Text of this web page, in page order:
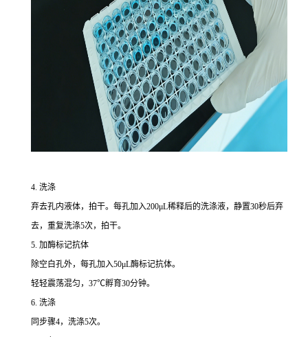
4. 洗涤
弃去孔内液体，拍干。每孔加入200μL稀释后的洗涤液，静置30秒后弃
去，重复洗涤5次，拍干。
5. 加酶标记抗体
除空白孔外，每孔加入50μL酶标记抗体。
轻轻震荡混匀，37℃孵育30分钟。
6. 洗涤
同步骤4，洗涤5次。